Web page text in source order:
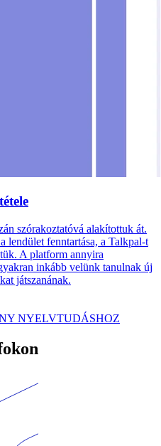
szórakoztatóvá alakítottuk át.
lendület fenntartása, a Talkpal-t
A platform annyira
inkább velünk tanulnak új
játszanának.
NYELVTUDÁSHOZ